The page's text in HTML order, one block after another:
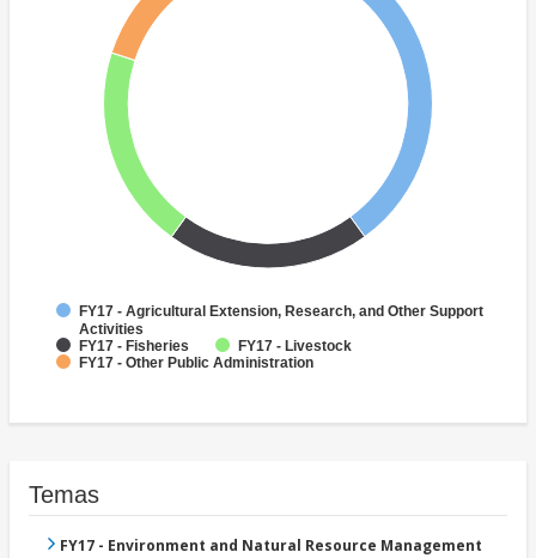
FY17 - Agricultural Extension, Research, and Other Support
Activities
FY17 - Fisheries
FY17 - Livestock
FY17 - Other Public Administration
Temas
FY17 - Environment and Natural Resource Management